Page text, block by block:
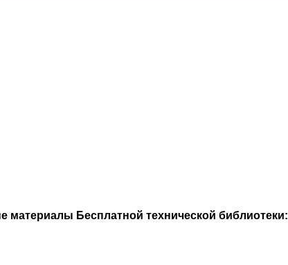
материалы Бесплатной технической библиотеки: